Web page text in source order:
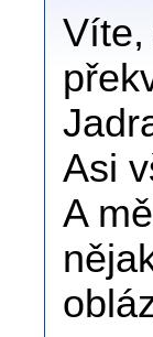
Víte,
Asi
A